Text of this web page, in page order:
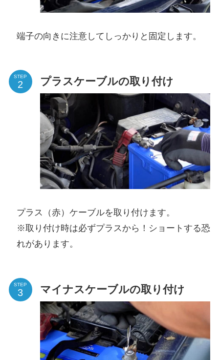
端子の向きに注意してしっかりと固定します。
STEP プラスケーブルの取り付け
プラス（赤）ケーブルを取り付けます。
※取り付け時は必ずプラスから！ショートする恐
れがあります。
STEP マイナスケーブルの取り付け